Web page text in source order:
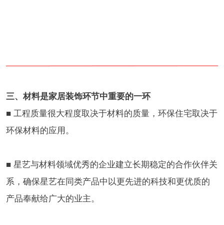
三、材料是家居装饰环节中重要的一环
■ 工程质量很大程度取决于材料的质量，环保住宅取决于
环保材料的应用。
■ 星艺与材料领域优秀的企业建立长期稳定的合作伙伴关
系，确保星艺在同类产品中以更先进的科技和更优质的
产品奉献给广大的业主。